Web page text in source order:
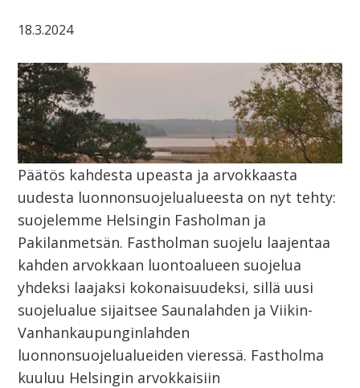
18.3.2024
Päätös kahdesta upeasta ja arvokkaasta
uudesta luonnonsuojelualueesta on nyt tehty:
suojelemme Helsingin Fasholman ja
Pakilanmetsän. Fastholman suojelu laajentaa
kahden arvokkaan luontoalueen suojelua
yhdeksi laajaksi kokonaisuudeksi, sillä uusi
suojelualue sijaitsee Saunalahden ja Viikin-
Vanhankaupunginlahden
luonnonsuojelualueiden vieressä. Fastholma
kuuluu Helsingin arvokkaisiin